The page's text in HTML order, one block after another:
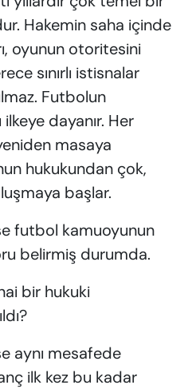
Hakemin saha içinde
oyunun otoritesini
sınırlı istisnalar
Futbolun
ilkeye dayanır. Her
masaya
hukukundan çok,
başlar.
futbol kamuoyunun
belirmiş durumda.
bir hukuki
aynı mesafede
ilk kez bu kadar